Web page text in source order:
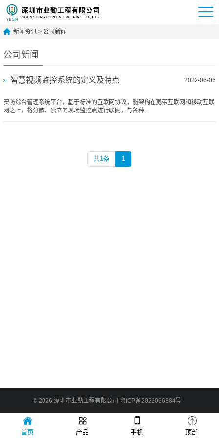
新闻资讯> 公司新闻
公司新闻
2022-06-06
智慧视频监控系统的定义及特点
安防综合管理系统平台，基于标准的互联网协议，能架构在宽带互联网和移动互联
网之上，将分散、独立的现场监控点进行联网，与各种...
共1条 1
© 2026深圳市业勤工程有限公司 粤ICP备2022066884号
首页 产品 手机 顶部